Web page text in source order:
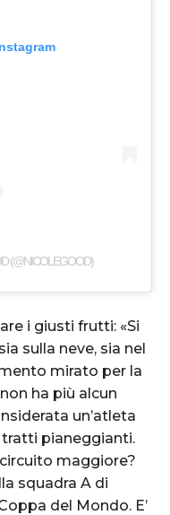
(@NICOLEGOOD)
i giusti frutti: «Si
sulla neve, sia nel
mirato per la
ha più alcun
un’atleta
pianeggianti.
maggiore?
squadra A di
del Mondo. E’